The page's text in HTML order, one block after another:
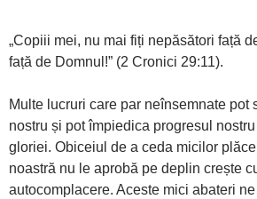
„Copiii mei, nu mai fiți nepăsători față
față de Domnul!” (2 Cronici 29:11).
Multe lucruri care par neînsemnate pot
nostru și pot împiedica progresul
gloriei. Obiceiul de a ceda micilor
noastră nu le aprobă pe deplin crește
autocomplacere. Aceste mici abateri